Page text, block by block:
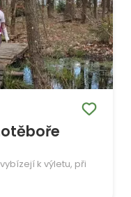
k výletu, při